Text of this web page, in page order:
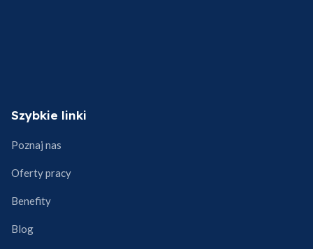
Szybkie linki
Poznaj nas
Oferty pracy
Benefity
Blog